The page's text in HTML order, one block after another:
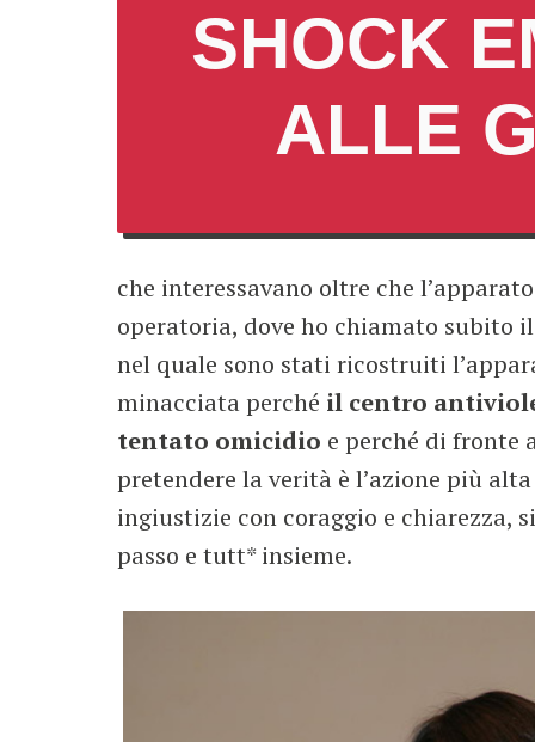
SHOCK
ALLE
che interessavano oltre che
operatoria, dove ho chiamato subito
nel quale sono stati ricostruiti
minacciata perché il centro
tentato omicidio e perché di fronte
pretendere la verità è l’azione più
ingiustizie con coraggio e chiarezza,
passo e tutt* insieme.